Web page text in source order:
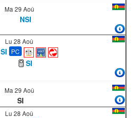
Ma 29 Aoû
NSI
Lu 28 Aoû
SI PC
SI
Ma 29 Aoû
SI
Lu 28 Aoû